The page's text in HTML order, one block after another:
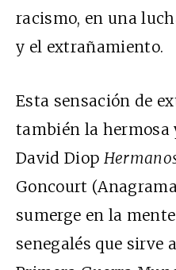
racismo, en una
y el extrañamiento.
Esta sensación de
también la hermosa
David Diop
Goncourt
sumerge en la
senegalés que sirve